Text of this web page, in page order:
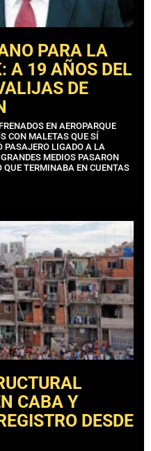
PARA LA
A 19 AÑOS DEL
DE
EN AEROPARQUE
CON MALETAS QUE SÍ
PASAJERO LIGADO A LA
MEDIOS PASARON
QUE TERMINABA EN CUENTAS
CABA Y
DESDE